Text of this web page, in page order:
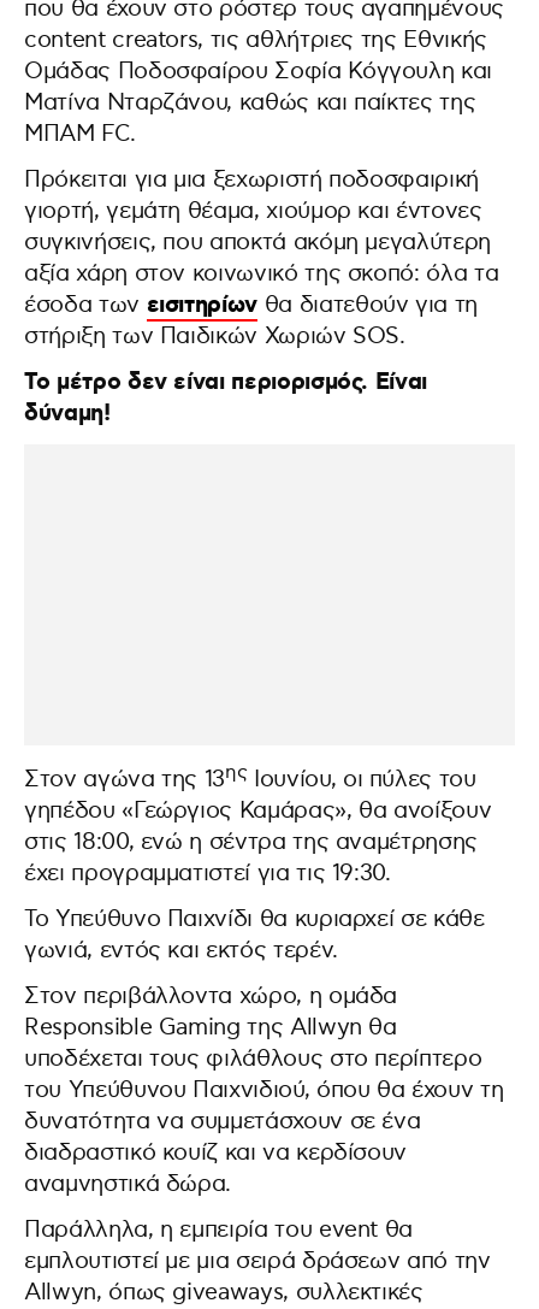
που θα έχουν στο ρόστερ τους αγαπημένους
content creators, τις αθλήτριες της Εθνικής
Ομάδας Ποδοσφαίρου Σοφία Κόγγουλη και
Ματίνα Νταρζάνου, καθώς και παίκτες της
ΜΠΑΜ FC.
Πρόκειται για μια ξεχωριστή ποδοσφαιρική
γιορτή, γεμάτη θέαμα, χιούμορ και έντονες
συγκινήσεις, που αποκτά ακόμη μεγαλύτερη
αξία χάρη στον κοινωνικό της σκοπό: όλα τα
έσοδα των εισιτηρίων θα διατεθούν για τη
στήριξη των Παιδικών Χωριών SOS.
Το μέτρο δεν είναι περιορισμός. Είναι
δύναμη!
Στον αγώνα της 13ηςΙουνίου, οι πύλες του
γηπέδου «Γεώργιος Καμάρας», θα ανοίξουν
στις 18:00, ενώ η σέντρα της αναμέτρησης
έχει προγραμματιστεί για τις 19:30.
Το Υπεύθυνο Παιχνίδι θα κυριαρχεί σε κάθε
γωνιά, εντός και εκτός τερέν.
Στον περιβάλλοντα χώρο, η ομάδα
Responsible Gaming της Allwyn θα
υποδέχεται τους φιλάθλους στο περίπτερο
του Υπεύθυνου Παιχνιδιού, όπου θα έχουν τη
δυνατότητα να συμμετάσχουν σε ένα
διαδραστικό κουίζ και να κερδίσουν
αναμνηστικά δώρα.
Παράλληλα, η εμπειρία του event θα
εμπλουτιστεί με μια σειρά δράσεων από την
Allwyn, όπως giveaways, συλλεκτικές